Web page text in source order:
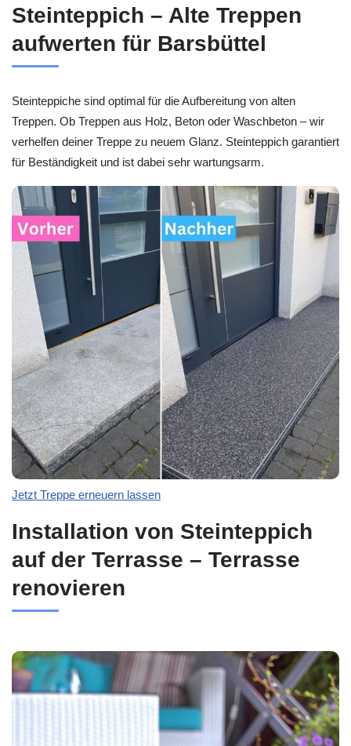
Steinteppich – Alte Treppen
aufwerten für Barsbüttel
Steinteppiche sind optimal für die Aufbereitung von alten
Treppen. Ob Treppen aus Holz, Beton oder Waschbeton – wir
verhelfen deiner Treppe zu neuem Glanz. Steinteppich garantiert
für Beständigkeit und ist dabei sehr wartungsarm.
Jetzt Treppe erneuern lassen
Installation von Steinteppich
auf der Terrasse – Terrasse
renovieren